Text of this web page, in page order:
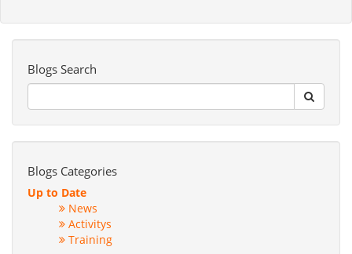
Blogs Search
Blogs Categories
Up to Date
News
Activitys
Training